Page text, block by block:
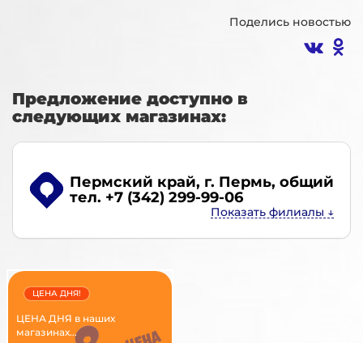
Поделись новостью
Предложение доступно в
следующих магазинах:
Пермский край, г. Пермь, общий
тел. +7 (342) 299-99-06
ЦЕНА ДНЯ в наших
магазинах...
ЦЕНА ДНЯ!